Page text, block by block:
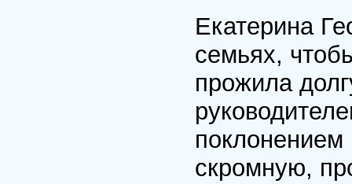
Екатерина
семьях,
прожила
скромную,